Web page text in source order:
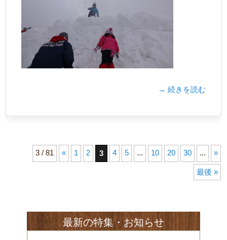
→ 続きを読む
3 / 81 « 1 2 3 4 5 ... 10 20 30 ... »
最後 »
最新の特集・お知らせ